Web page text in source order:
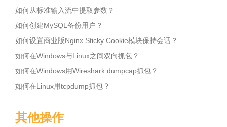
如何从标准输入流中提取参数？
如何创建MySQL备份用户？
如何设置商业版Nginx Sticky Cookie模块保持会话？
如何在Windows与Linux之间双向抓包？
如何在Windows用Wireshark dumpcap抓包？
如何在Linux用tcpdump抓包？
其他操作